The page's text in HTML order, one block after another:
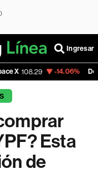
Ingresar
-14.06% Dólar Oficial -
Esta
de